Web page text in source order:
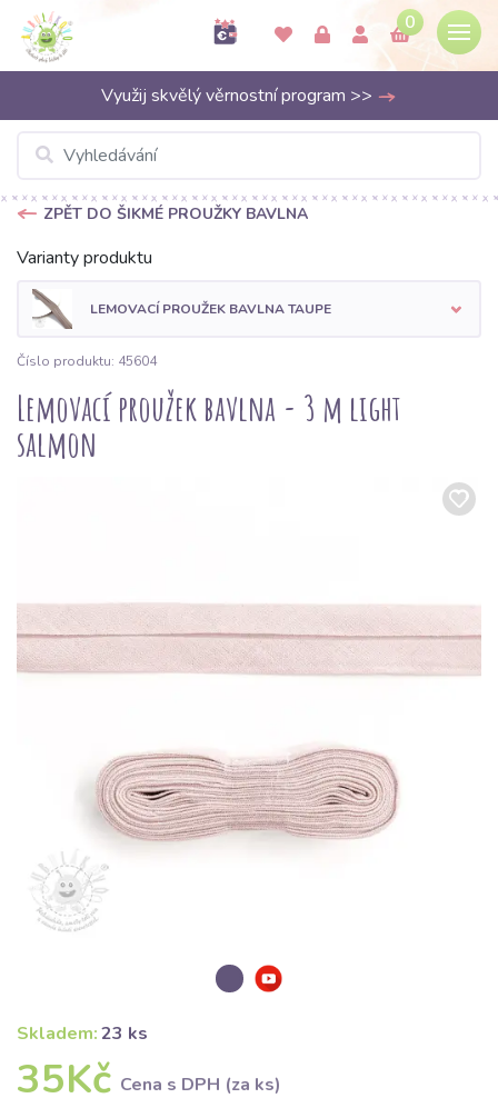
0
Využij skvělý věrnostní program >>
ZPĚT DO ŠIKMÉ PROUŽKY BAVLNA
Varianty produktu
LEMOVACÍ PROUŽEK BAVLNA TAUPE
Číslo produktu: 45604
Lemovací proužek bavlna - 3 m light
salmon
Skladem:23 ks
35Kč Cena s DPH (za ks)